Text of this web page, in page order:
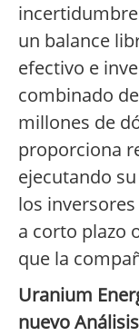
un balance
efectivo e
combinado
millones de
proporciona
ejecutando
los
a corto plazo
que la
Uranium
nuevo